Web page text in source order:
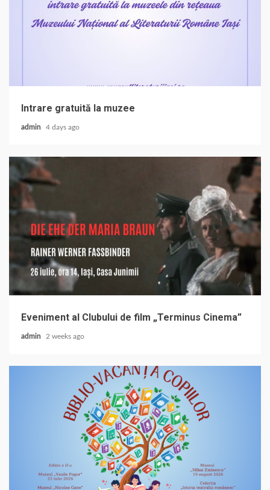
Intrare gratuită la muzee
admin 4 days ago
Eveniment al Clubului de film „Terminus Cinema”
admin 2 weeks ago